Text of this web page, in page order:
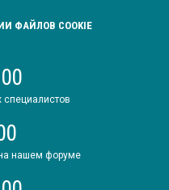
ФАЙЛОВ COOKIE
специалистов
нашем форуме